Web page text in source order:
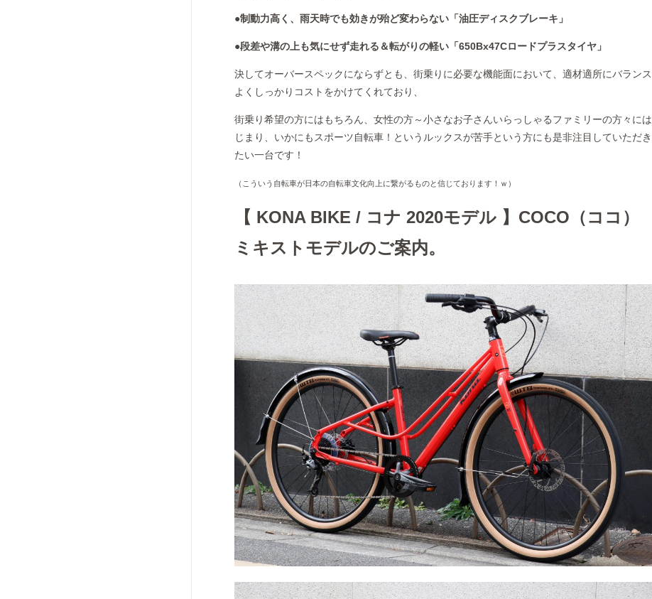
●制動力高く、雨天時でも効きが殆ど変わらない「油圧ディスクブレーキ」
●段差や溝の上も気にせず走れる＆転がりの軽い「650Bx47Cロードプラスタイヤ」
決してオーバースペックにならずとも、街乗りに必要な機能面において、適材適所にバランス
よくしっかりコストをかけてくれており、
街乗り希望の方にはもちろん、女性の方～小さなお子さんいらっしゃるファミリーの方々には
じまり、いかにもスポーツ自転車！というルックスが苦手という方にも是非注目していただき
たい一台です！
（こういう自転車が日本の自転車文化向上に繋がるものと信じております！ｗ）
【 KONA BIKE / コナ 2020モデル 】COCO（ココ）
ミキストモデルのご案内。